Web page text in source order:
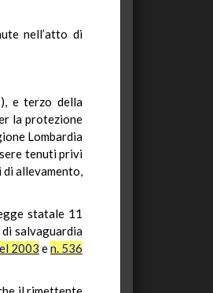
nell’atto di
e terzo della
la protezione
Lombardia
tenuti privi
allevamento,
statale 11
salvaguardia
2003 en. 536